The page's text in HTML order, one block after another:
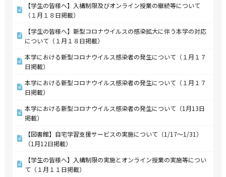
【学生の皆様へ】入構制限及びオンライン授業の継続等について
（１月１８日掲載）
【学生の皆様へ】新型コロナウイルスの感染拡大に伴う本学の対応
について（１月１８日掲載）
本学における新型コロナウイルス感染者の発生について（１月１７
日掲載）
本学における新型コロナウイルス感染者の発生について（１月１７
日掲載）
本学における新型コロナウイルス感染者の発生について（1月13日
掲載）
【図書館】自宅学習支援サービスの実施について（1/17～1/31）
（1月12日掲載）
【学生の皆様へ】入構制限の実施とオンライン授業の実施等につい
て（１月１１日掲載）